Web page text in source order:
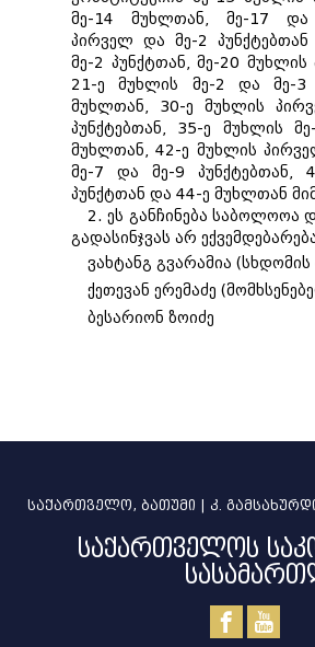
მე-14 მუხლთან, მე-17 და
პირველ და მე-2
მე-2 პუნქტთან, მე-20
21-ე მუხლის მე-2 და მე-3
მუხლთან, 30-ე მუხლის
პუნქტებთან, 35-ე მუხლის
მუხლთან, 42-ე მუხლის
მე-7 და მე-9 პუნქტებთან,
პუნქტთან და 44-ე მუხლთან
2. ეს განჩინება საბოლოოა
გადასინჯვას არ
ვახტანგ გვარამია
ქეთევან ერემაძე
ბესარიონ ზოიძე
საქართველო, ბათუმი | კ.
საქართველოს